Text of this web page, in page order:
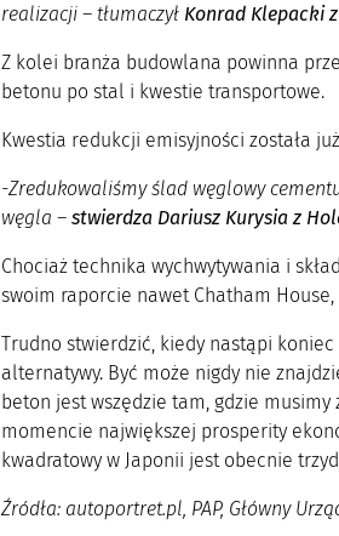
realizacji – tłumaczyłKonrad Klepacki
Z kolei branża budowlana powinna
betonu po stal i kwestie transportowe.
Kwestia redukcji emisyjności została
-Zredukowaliśmy ślad węglowy
węgla – stwierdza Dariusz Kurysia z
Chociaż technika wychwytywania i
swoim raporcie nawet Chatham
Trudno stwierdzić, kiedy nastąpi
alternatywy. Być może nigdy nie
beton jest wszędzie tam, gdzie
momencie największej prosperity
kwadratowy w Japonii jest obecnie
Źródła: autoportret.pl, PAP, Główny